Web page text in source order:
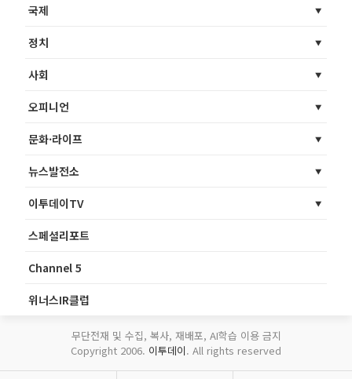
국제
정치
사회
오피니언
문화·라이프
뉴스발전소
이투데이TV
스페셜리포트
Channel 5
위너스IR클럽
무단전재 및 수집, 복사, 재배포, AI학습 이용 금지
Copyright 2006. 이투데이. All rights reserved